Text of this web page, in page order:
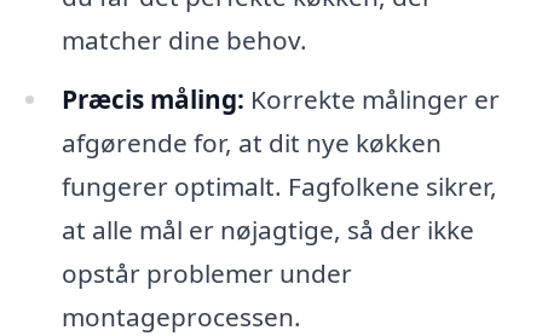
matcher dine behov.
Præcis måling: Korrekte målinger er
afgørende for, at dit nye køkken
fungerer optimalt. Fagfolkene sikrer,
at alle mål er nøjagtige, så der ikke
opstår problemer under
montageprocessen.